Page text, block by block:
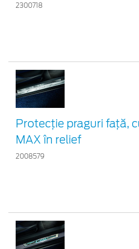
2300718
Protecţie praguri faţă,
MAX în relief
2008579